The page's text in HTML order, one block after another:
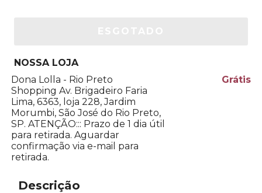
NOSSA LOJA
Dona Lolla - Rio Preto
Shopping Av. Brigadeiro Faria
Lima, 6363, loja 228, Jardim
Morumbi, São José do Rio Preto,
SP. ATENÇÃO::: Prazo de 1 dia útil
para retirada. Aguardar
confirmação via e-mail para
retirada.
Grátis
Descrição